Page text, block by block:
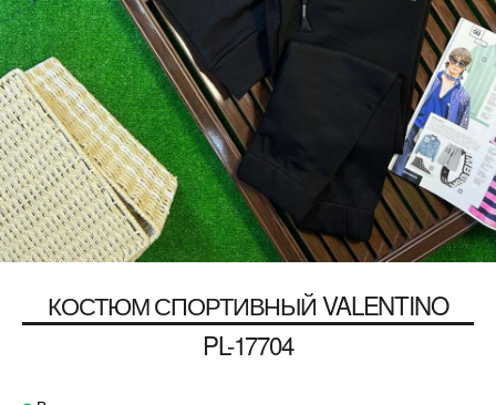
КОСТЮМ СПОРТИВНЫЙVALENTINO
PL-17704